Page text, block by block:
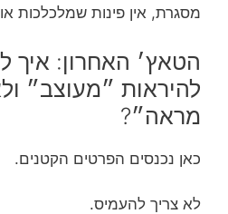
מסגרת, אין פינות שמלכלכות
הטאץ׳ האחרון: איך
להיראות ״מעוצב״
מראה״?
כאן נכנסים הפרטים הקטנים.
לא צריך להעמיס.